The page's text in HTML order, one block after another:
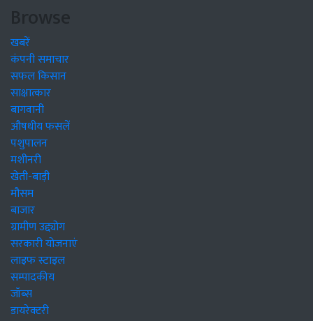
Browse
खबरें
कंपनी समाचार
सफल किसान
साक्षात्कार
बागवानी
औषधीय फसलें
पशुपालन
मशीनरी
खेती-बाड़ी
मौसम
बाजार
ग्रामीण उद्द्योग
सरकारी योजनाएं
लाइफ स्टाइल
सम्पादकीय
जॉब्स
डायरेक्टरी